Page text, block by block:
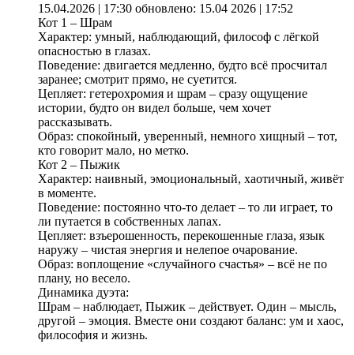
15.04.2026 | 17:30 обновлено: 15.04 2026 | 17:52
Кот 1 – Шрам
Характер: умный, наблюдающий, философ с лёгкой
опасностью в глазах.
Поведение: двигается медленно, будто всё просчитал
заранее; смотрит прямо, не суетится.
Цепляет: гетерохромия и шрам – сразу ощущение
истории, будто он видел больше, чем хочет
рассказывать.
Образ: спокойный, уверенный, немного хищный – тот,
кто говорит мало, но метко.
Кот 2 – Пыжик
Характер: наивный, эмоциональный, хаотичный, живёт
в моменте.
Поведение: постоянно что-то делает – то ли играет, то
ли путается в собственных лапах.
Цепляет: взъерошенность, перекошенные глаза, язык
наружу – чистая энергия и нелепое очарование.
Образ: воплощение «случайного счастья» – всё не по
плану, но весело.
Динамика дуэта:
Шрам – наблюдает, Пыжик – действует. Один – мысль,
другой – эмоция. Вместе они создают баланс: ум и хаос,
философия и жизнь.